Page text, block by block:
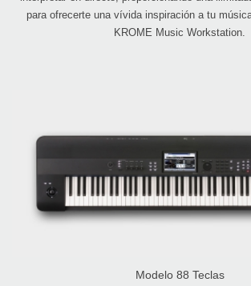
para ofrecerte una vívida inspiración a tu
KROME Music Workstation.
Modelo 88 Teclas